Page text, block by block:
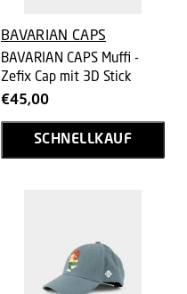
BAVARIAN CAPS
BAVARIAN CAPS Muffi -
Zefix Cap mit 3D Stick
€45,00
SCHNELLKAUF